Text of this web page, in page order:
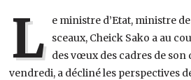
L e ministre d’Etat, ministre
sceaux, Cheick Sako a au
des vœux des cadres de
vendredi, a décliné les perspectives